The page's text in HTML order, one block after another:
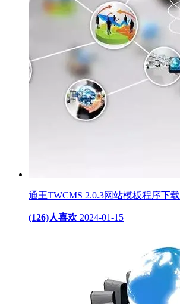
通王TWCMS 2.0.3网站模板程序下载
(126)人喜欢 2024-01-15